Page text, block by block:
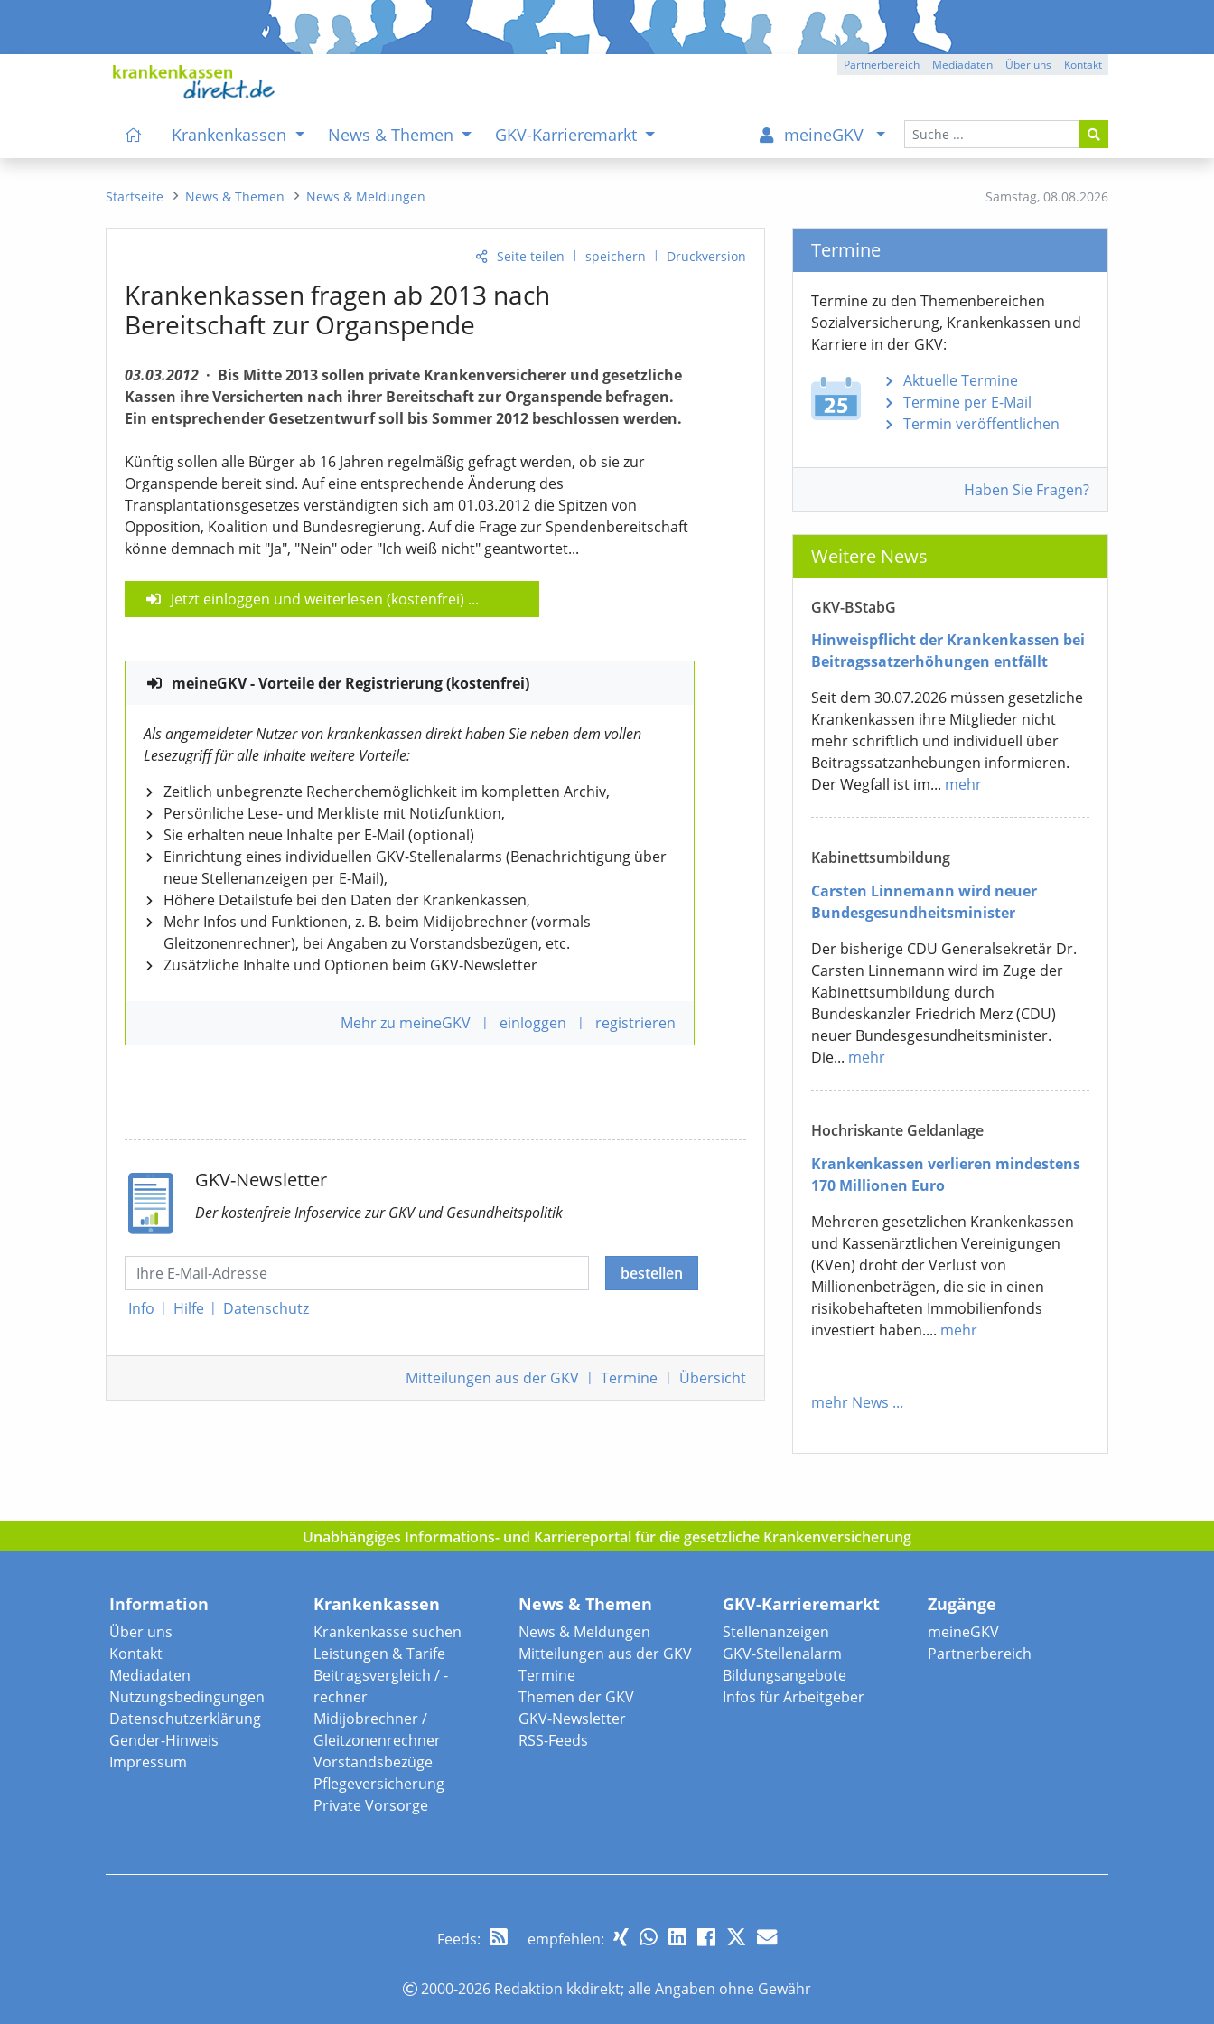
Partnerbereich Mediadaten Über uns Kontakt
Krankenkassen News & Themen GKV-Karrieremarkt meineGKV
Samstag, 08.08.2026
Startseite News & Themen News & Meldungen
Seite teilen | speichern | Druckversion
Krankenkassen fragen ab 2013 nach
Bereitschaft zur Organspende
03.03.2012 · Bis Mitte 2013 sollen private Krankenversicherer und gesetzliche
Kassen ihre Versicherten nach ihrer Bereitschaft zur Organspende befragen.
Ein entsprechender Gesetzentwurf soll bis Sommer 2012 beschlossen werden.
Künftig sollen alle Bürger ab 16 Jahren regelmäßig gefragt werden, ob sie zur
Organspende bereit sind. Auf eine entsprechende Änderung des
Transplantationsgesetzes verständigten sich am 01.03.2012 die Spitzen von
Opposition, Koalition und Bundesregierung. Auf die Frage zur Spendenbereitschaft
könne demnach mit "Ja", "Nein" oder "Ich weiß nicht" geantwortet...
Jetzt einloggen und weiterlesen (kostenfrei) ...
meineGKV - Vorteile der Registrierung (kostenfrei)
Als angemeldeter Nutzer von krankenkassen direkt haben Sie neben dem vollen
Lesezugriff für alle Inhalte weitere Vorteile:
Zeitlich unbegrenzte Recherchemöglichkeit im kompletten Archiv,
Persönliche Lese- und Merkliste mit Notizfunktion,
Sie erhalten neue Inhalte per E-Mail (optional)
Einrichtung eines individuellen GKV-Stellenalarms (Benachrichtigung über
neue Stellenanzeigen per E-Mail),
Höhere Detailstufe bei den Daten der Krankenkassen,
Mehr Infos und Funktionen, z. B. beim Midijobrechner (vormals
Gleitzonenrechner), bei Angaben zu Vorstandsbezügen, etc.
Zusätzliche Inhalte und Optionen beim GKV-Newsletter
Mehr zu meineGKV | einloggen | registrieren
GKV-Newsletter
Der kostenfreie Infoservicezur GKVund Gesundheitspolitik
Info | Hilfe | Datenschutz
bestellen
Mitteilungen aus der GKV | Termine | Übersicht
Termine
Termine zu den Themen­bereichen
Sozialver­sicherung, Krankenkassen und
Karriere in der GKV:
Aktuelle Termine
Termine per E-Mail
Termin veröffentlichen
Haben Sie Fragen?
Weitere News
GKV-BStabG
Hinweispflicht der Krankenkassen bei
Beitragssatzerhöhungen entfällt
Seit dem 30.07.2026 müssen gesetzliche
Krankenkassen ihre Mitglieder nicht
mehr schriftlich und individuell über
Beitragssatzanhebungen informieren.
Der Wegfall ist im... mehr
Kabinettsumbildung
Carsten Linnemann wird neuer
Bundesgesundheitsminister
Der bisherige CDU Generalsekretär Dr.
Carsten Linnemann wird im Zuge der
Kabinettsumbildung durch
Bundeskanzler Friedrich Merz (CDU)
neuer Bundesgesundheitsminister.
Die... mehr
Hochriskante Geldanlage
Krankenkassen verlieren mindestens
170 Millionen Euro
Mehreren gesetzlichen Krankenkassen
und Kassenärztlichen Vereinigungen
(KVen) droht der Verlust von
Millionenbeträgen, die sie in einen
risikobehafteten Immobilienfonds
investiert haben.... mehr
mehr News ...
Unabhängiges Informations- und Karriereportal für die gesetzliche Krankenversicherung
Information
Über uns
Kontakt
Mediadaten
Nutzungsbedingungen
Datenschutzerklärung
Gender-Hinweis
Impressum
Krankenkassen
Krankenkasse suchen
Leistungen & Tarife
Beitragsvergleich / -
rechner
Midijobrechner /
Gleitzonenrechner
Vorstandsbezüge
Pflegeversicherung
Private Vorsorge
News & Themen
News & Meldungen
Mitteilungen aus der GKV
Termine
Themen der GKV
GKV-Newsletter
RSS-Feeds
GKV-Karrieremarkt
Stellenanzeigen
GKV-Stellenalarm
Bildungsangebote
Infos für Arbeitgeber
Zugänge
meineGKV
Partnerbereich
Feeds: empfehlen:
2000-2026 Redaktion kkdirekt; alle Angaben ohne Gewähr